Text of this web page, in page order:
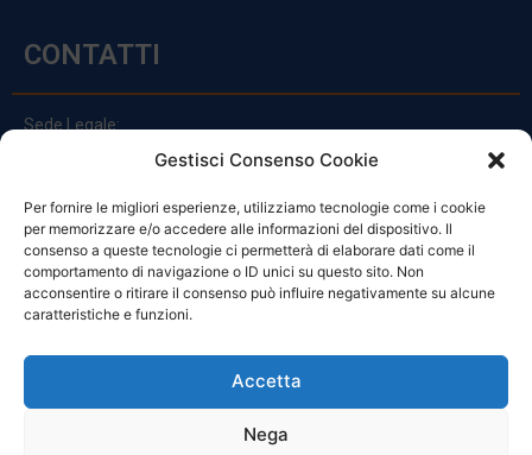
Gestisci Consenso Cookie
Per fornire le migliori esperienze, utilizziamo tecnologie come i cookie
per memorizzare e/o accedere alle informazioni del dispositivo. Il
consenso a queste tecnologie ci permetterà di elaborare dati come il
comportamento di navigazione o ID unici su questo sito. Non
acconsentire o ritirare il consenso può influire negativamente su alcune
caratteristiche e funzioni.
Accetta
Nega
CONTATTI
Sede Legale:
Via Principe Di Udine 144
clienti@officinefvg.it
info@officinefvg.it
posta@officinefvgpec.It
ORARI